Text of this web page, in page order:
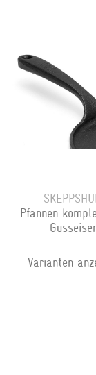
Pfannen
Varianten